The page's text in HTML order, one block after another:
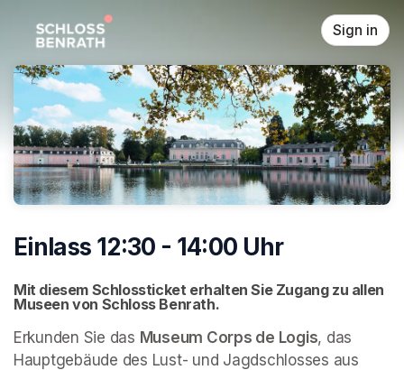
Sign in
Einlass 12:30 - 14:00 Uhr
Mit diesem Schlossticket erhalten Sie Zugang zu allen
Museen von Schloss Benrath.
Erkunden Sie das Museum Corps de Logis, das
Hauptgebäude des Lust- und Jagdschlosses aus